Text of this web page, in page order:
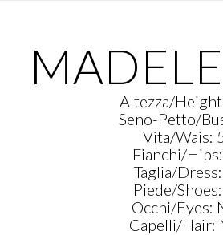
Altezza/
Seno-Petto/
Vita/Wais:
Fianchi/
Taglia/
Piede/
Occhi/Eyes:
Capelli/Hair: